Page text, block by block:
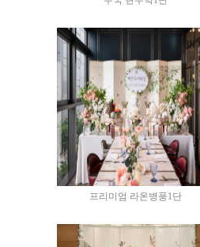
프리미엄 라온병풍1단